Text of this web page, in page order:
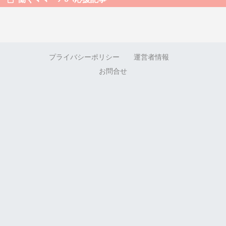
プライバシーポリシー
運営者情報
お問合せ